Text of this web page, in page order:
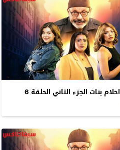
بنات الجزء الثاني الحلقة 6